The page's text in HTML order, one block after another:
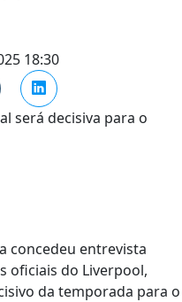
18:30
concedeu entrevista
oficiais do Liverpool,
da temporada para o